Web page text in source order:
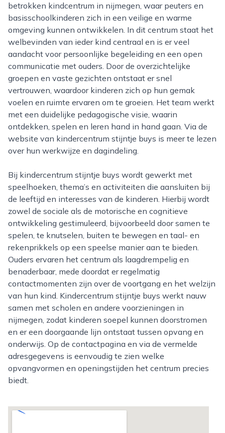
betrokken kindcentrum in nijmegen, waar peuters en
basisschoolkinderen zich in een veilige en warme
omgeving kunnen ontwikkelen. In dit centrum staat het
welbevinden van ieder kind centraal en is er veel
aandacht voor persoonlijke begeleiding en een open
communicatie met ouders. Door de overzichtelijke
groepen en vaste gezichten ontstaat er snel
vertrouwen, waardoor kinderen zich op hun gemak
voelen en ruimte ervaren om te groeien. Het team werkt
met een duidelijke pedagogische visie, waarin
ontdekken, spelen en leren hand in hand gaan. Via de
website van kindercentrum stijntje buys is meer te lezen
over hun werkwijze en dagindeling.
Bij kindercentrum stijntje buys wordt gewerkt met
speelhoeken, thema’s en activiteiten die aansluiten bij
de leeftijd en interesses van de kinderen. Hierbij wordt
zowel de sociale als de motorische en cognitieve
ontwikkeling gestimuleerd, bijvoorbeeld door samen te
spelen, te knutselen, buiten te bewegen en taal- en
rekenprikkels op een speelse manier aan te bieden.
Ouders ervaren het centrum als laagdrempelig en
benaderbaar, mede doordat er regelmatig
contactmomenten zijn over de voortgang en het welzijn
van hun kind. Kindercentrum stijntje buys werkt nauw
samen met scholen en andere voorzieningen in
nijmegen, zodat kinderen soepel kunnen doorstromen
en er een doorgaande lijn ontstaat tussen opvang en
onderwijs. Op de contactpagina en via de vermelde
adresgegevens is eenvoudig te zien welke
opvangvormen en openingstijden het centrum precies
biedt.